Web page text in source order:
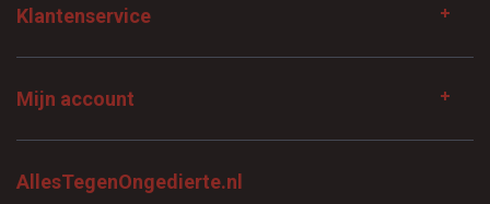
Klantenservice
Mijn account
AllesTegenOngedierte.nl